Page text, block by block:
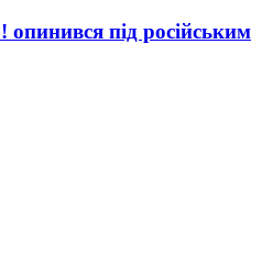
опинився під російським